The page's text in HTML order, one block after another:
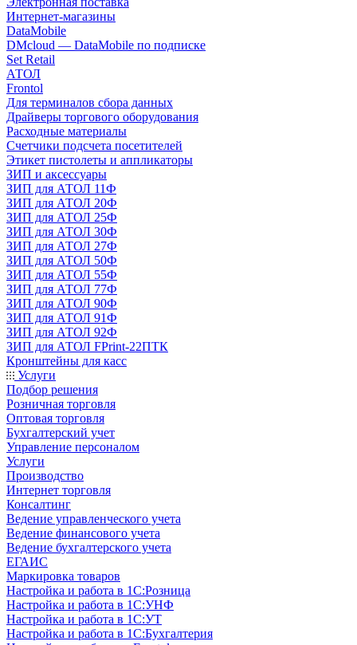
Интернет-магазины
DataMobile
DMcloud — DataMobile по подписке
Set Retail
АТОЛ
Frontol
Для терминалов сбора данных
Драйверы торгового оборудования
Расходные материалы
Счетчики подсчета посетителей
Этикет пистолеты и аппликаторы
ЗИП и аксессуары
ЗИП для АТОЛ 11Ф
ЗИП для АТОЛ 20Ф
ЗИП для АТОЛ 25Ф
ЗИП для АТОЛ 30Ф
ЗИП для АТОЛ 27Ф
ЗИП для АТОЛ 50Ф
ЗИП для АТОЛ 55Ф
ЗИП для АТОЛ 77Ф
ЗИП для АТОЛ 90Ф
ЗИП для АТОЛ 91Ф
ЗИП для АТОЛ 92Ф
ЗИП для АТОЛ FPrint-22ПТК
Кронштейны для касс
Услуги
Подбор решения
Розничная торговля
Оптовая торговля
Бухгалтерский учет
Управление персоналом
Услуги
Производство
Интернет торговля
Консалтинг
Ведение управленческого учета
Ведение финансового учета
Ведение бухгалтерского учета
ЕГАИС
Маркировка товаров
Настройка и работа в 1С:Розница
Настройка и работа в 1С:УНФ
Настройка и работа в 1С:УТ
Настройка и работа в 1С:Бухгалтерия